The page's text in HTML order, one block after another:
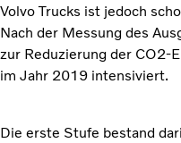
Volvo Trucks ist jedoch
Nach der Messung des
zur Reduzierung der CO2-
im Jahr 2019 intensiviert.
Die erste Stufe bestand